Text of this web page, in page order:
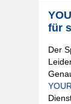
für
Der